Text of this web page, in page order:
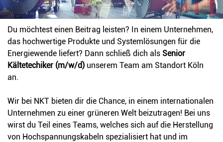
Stellenbeschreibung
Du möchtest einen Beitrag leisten? In einem Unternehmen,
das hochwertige Produkte und Systemlösungen für die
Energiewende liefert? Dann schließ dich als Senior
Kältetechiker (m/w/d) unserem Team am Standort Köln
an.
Wir bei NKT bieten dir die Chance, in einem internationalen
Unternehmen zu einer grüneren Welt beizutragen! Bei uns
wirst du Teil eines Teams, welches sich auf die Herstellung
von Hochspannungskabeln spezialisiert hat und im